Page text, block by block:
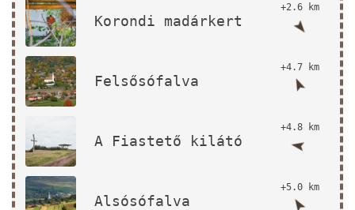
Korondi madárkert
+2.6 km
Felsősófalva
+4.7 km
A Fiastető kilátó
+4.8 km
Alsósófalva
+5.0 km